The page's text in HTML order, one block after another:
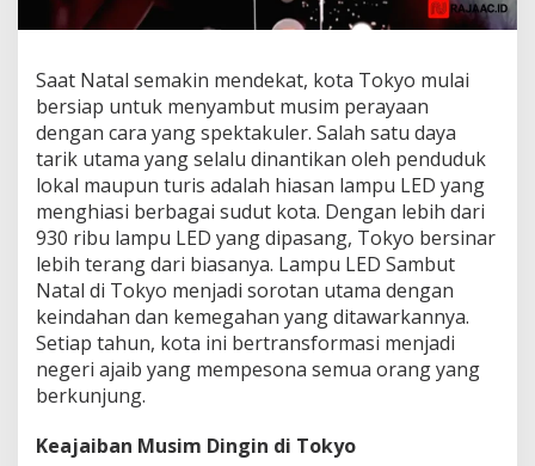
Saat Natal semakin mendekat, kota Tokyo mulai
bersiap untuk menyambut musim perayaan
dengan cara yang spektakuler. Salah satu daya
tarik utama yang selalu dinantikan oleh penduduk
lokal maupun turis adalah hiasan lampu LED yang
menghiasi berbagai sudut kota. Dengan lebih dari
930 ribu lampu LED yang dipasang, Tokyo bersinar
lebih terang dari biasanya. Lampu LED Sambut
Natal di Tokyo menjadi sorotan utama dengan
keindahan dan kemegahan yang ditawarkannya.
Setiap tahun, kota ini bertransformasi menjadi
negeri ajaib yang mempesona semua orang yang
berkunjung.
Keajaiban Musim Dingin di Tokyo